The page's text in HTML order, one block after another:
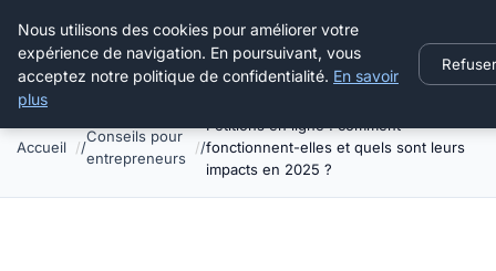
Henry Panky
Accueil
Conseils pour
entrepreneurs
Pétitions en ligne : comment
fonctionnent-elles et quels sont leurs
impacts en 2025 ?
Nous utilisons des cookies pour améliorer votre
expérience de navigation. En poursuivant, vous
acceptez notre politique de confidentialité. En savoir
plus
Refuser